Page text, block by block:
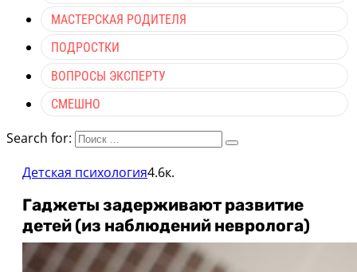
МАСТЕРСКАЯ РОДИТЕЛЯ
ПОДРОСТКИ
ВОПРОСЫ ЭКСПЕРТУ
СМЕШНО
Search for:
Детская психология4.6к.
Гаджеты задерживают развитие
детей (из наблюдений невролога)